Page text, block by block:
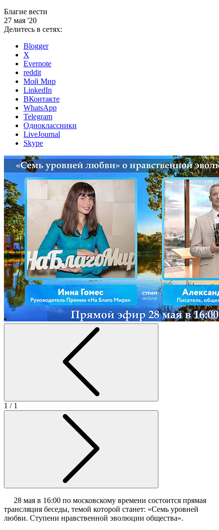
Благие вести
27 мая '20
Делитесь в сетях:
Blogger
X
Evernote
reddit
Мой Мир
LinkedIn
ВКонтакте
WhatsApp
Telegram
Одноклассники
LiveJournal
Skype
1 / 1
28 мая в 16:00 по московскому времени состоится прямая
трансляция беседы, темой которой станет: «Семь уровней
любви. Ступени нравственной эволюции общества».